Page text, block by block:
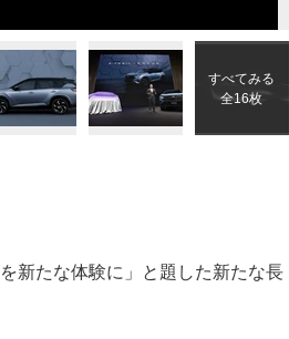
すべてみる
全16枚
新たな体験に」と題した新たな長